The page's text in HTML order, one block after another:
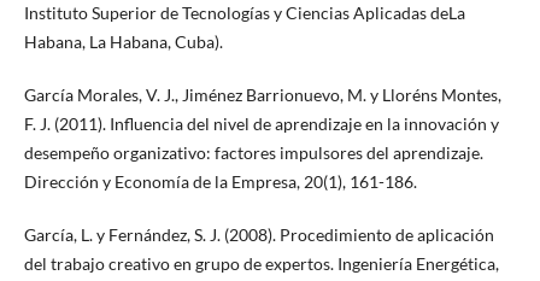
Instituto Superior de Tecnologías y Ciencias Aplicadas deLa
Habana, La Habana, Cuba).
García Morales, V. J., Jiménez Barrionuevo, M. y Lloréns Montes,
F. J. (2011). Influencia del nivel de aprendizaje en la innovación y
desempeño organizativo: factores impulsores del aprendizaje.
Dirección y Economía de la Empresa, 20(1), 161-186.
García, L. y Fernández, S. J. (2008). Procedimiento de aplicación
del trabajo creativo en grupo de expertos. Ingeniería Energética,